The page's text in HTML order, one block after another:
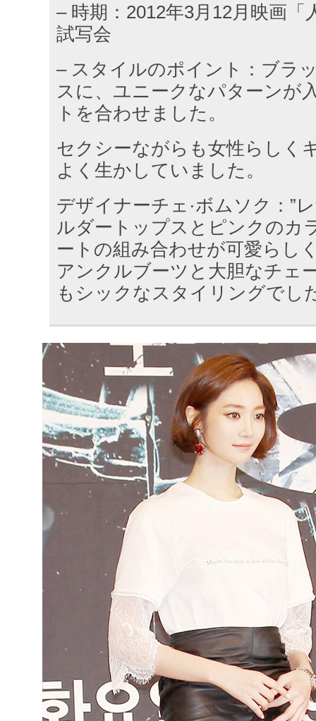
– 時期：2012年3月12月映画「
試写会
– スタイルのポイント：ブラ
スに、ユニークなパターンが
トを合わせました。
セクシーながらも女性らしく
よく生かしていました。
デザイナーチェ·ボムソク：”
ルダートップスとピンクのカ
ートの組み合わせが可愛らし
アンクルブーツと大胆なチェ
もシックなスタイリングでし